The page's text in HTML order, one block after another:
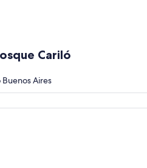
Cariló
Buenos Aires